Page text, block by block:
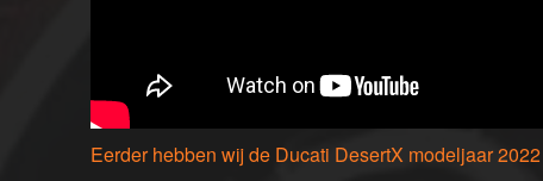
Eerder hebben wij de Ducati DesertX modeljaar